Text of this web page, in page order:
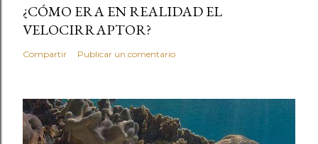
¿CÓMO ERA EN REALIDAD EL
VELOCIRRAPTOR?
Compartir Publicar un comentario